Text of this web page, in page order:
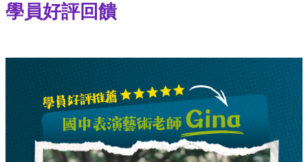
學員好評回饋